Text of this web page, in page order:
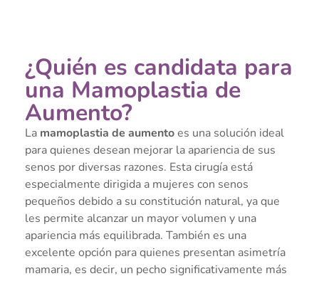
¿Quién es candidata para
una Mamoplastia de
Aumento?
La mamoplastia de aumentoes una solución ideal
para quienes desean mejorar la apariencia de sus
senos por diversas razones. Esta cirugía está
especialmente dirigida a mujeres con senos
pequeños debido a su constitución natural, ya que
les permite alcanzar un mayor volumen y una
apariencia más equilibrada. También es una
excelente opción para quienes presentan asimetría
mamaria, es decir, un pecho significativamente más